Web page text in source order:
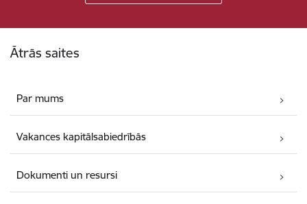
Ātrās saites
Par mums
Vakances kapitālsabiedrībās
Dokumenti un resursi